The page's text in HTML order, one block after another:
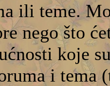
ili teme.
nego što
koje
i tema